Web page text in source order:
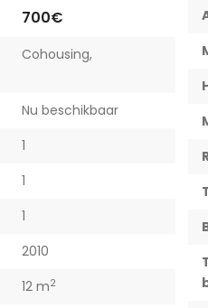
700€
Cohousing,
Nu beschikbaar
1
1
1
2010
12 m2